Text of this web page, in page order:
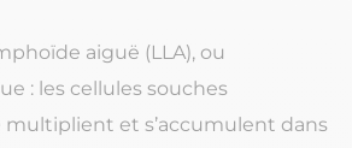
aiguë (LLA), ou
: les cellules souches
multiplient et s’accumulent dans